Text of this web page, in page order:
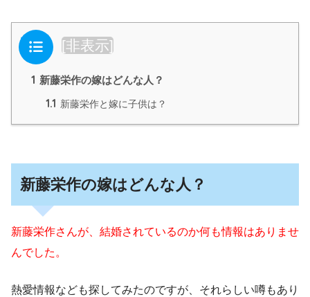
目次 [非表示]
1 新藤栄作の嫁はどんな人？
1.1 新藤栄作と嫁に子供は？
新藤栄作の嫁はどんな人？
新藤栄作さんが、結婚されているのか何も情報はありませ
んでした。
熱愛情報なども探してみたのですが、それらしい噂もあり